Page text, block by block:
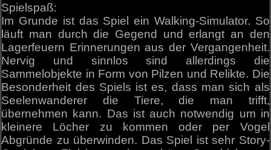
Spielspaß:
Im Grunde ist das Spiel ein Walking-Simulator. So
läuft man durch die Gegend und erlangt an den
Lagerfeuern Erinnerungen aus der Vergangenheit.
Nervig und sinnlos sind allerdings die
Sammelobjekte in Form von Pilzen und Relikte. Die
Besonderheit des Spiels ist es, dass man sich als
Seelenwanderer die Tiere, die man trifft,
übernehmen kann. Das ist auch notwendig um in
kleinere Löcher zu kommen oder per Vogel
Abgründe zu überwinden. Das Spiel ist sehr Story-